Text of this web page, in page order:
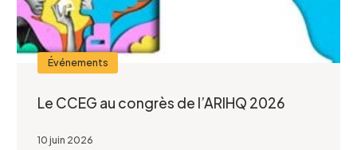
Événements
Le CCEG au congrès de l’ARIHQ 2026
10 juin 2026